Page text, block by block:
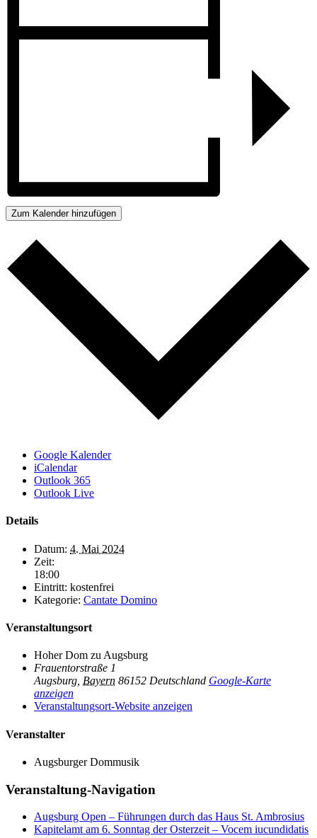
Zum Kalender hinzufügen
Google Kalender
iCalendar
Outlook 365
Outlook Live
Details
Datum: 4. Mai 2024
Zeit:
18:00
Eintritt: kostenfrei
Kategorie: Cantate Domino
Veranstaltungsort
Hoher Dom zu Augsburg
Frauentorstraße 1
Augsburg Bayern 86152 Deutschland Google-Karte
anzeigen
Veranstaltungsort-Website anzeigen
Veranstalter
Augsburger Dommusik
Veranstaltung-Navigation
Augsburg Open – Führungen durch das Haus St. Ambrosius
Kapitelamt am 6. Sonntag der Osterzeit – Vocem iucundidatis